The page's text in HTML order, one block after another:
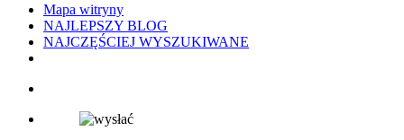
Mapa witryny
NAJLEPSZY BLOG
NAJCZĘŚCIEJ WYSZUKIWANE